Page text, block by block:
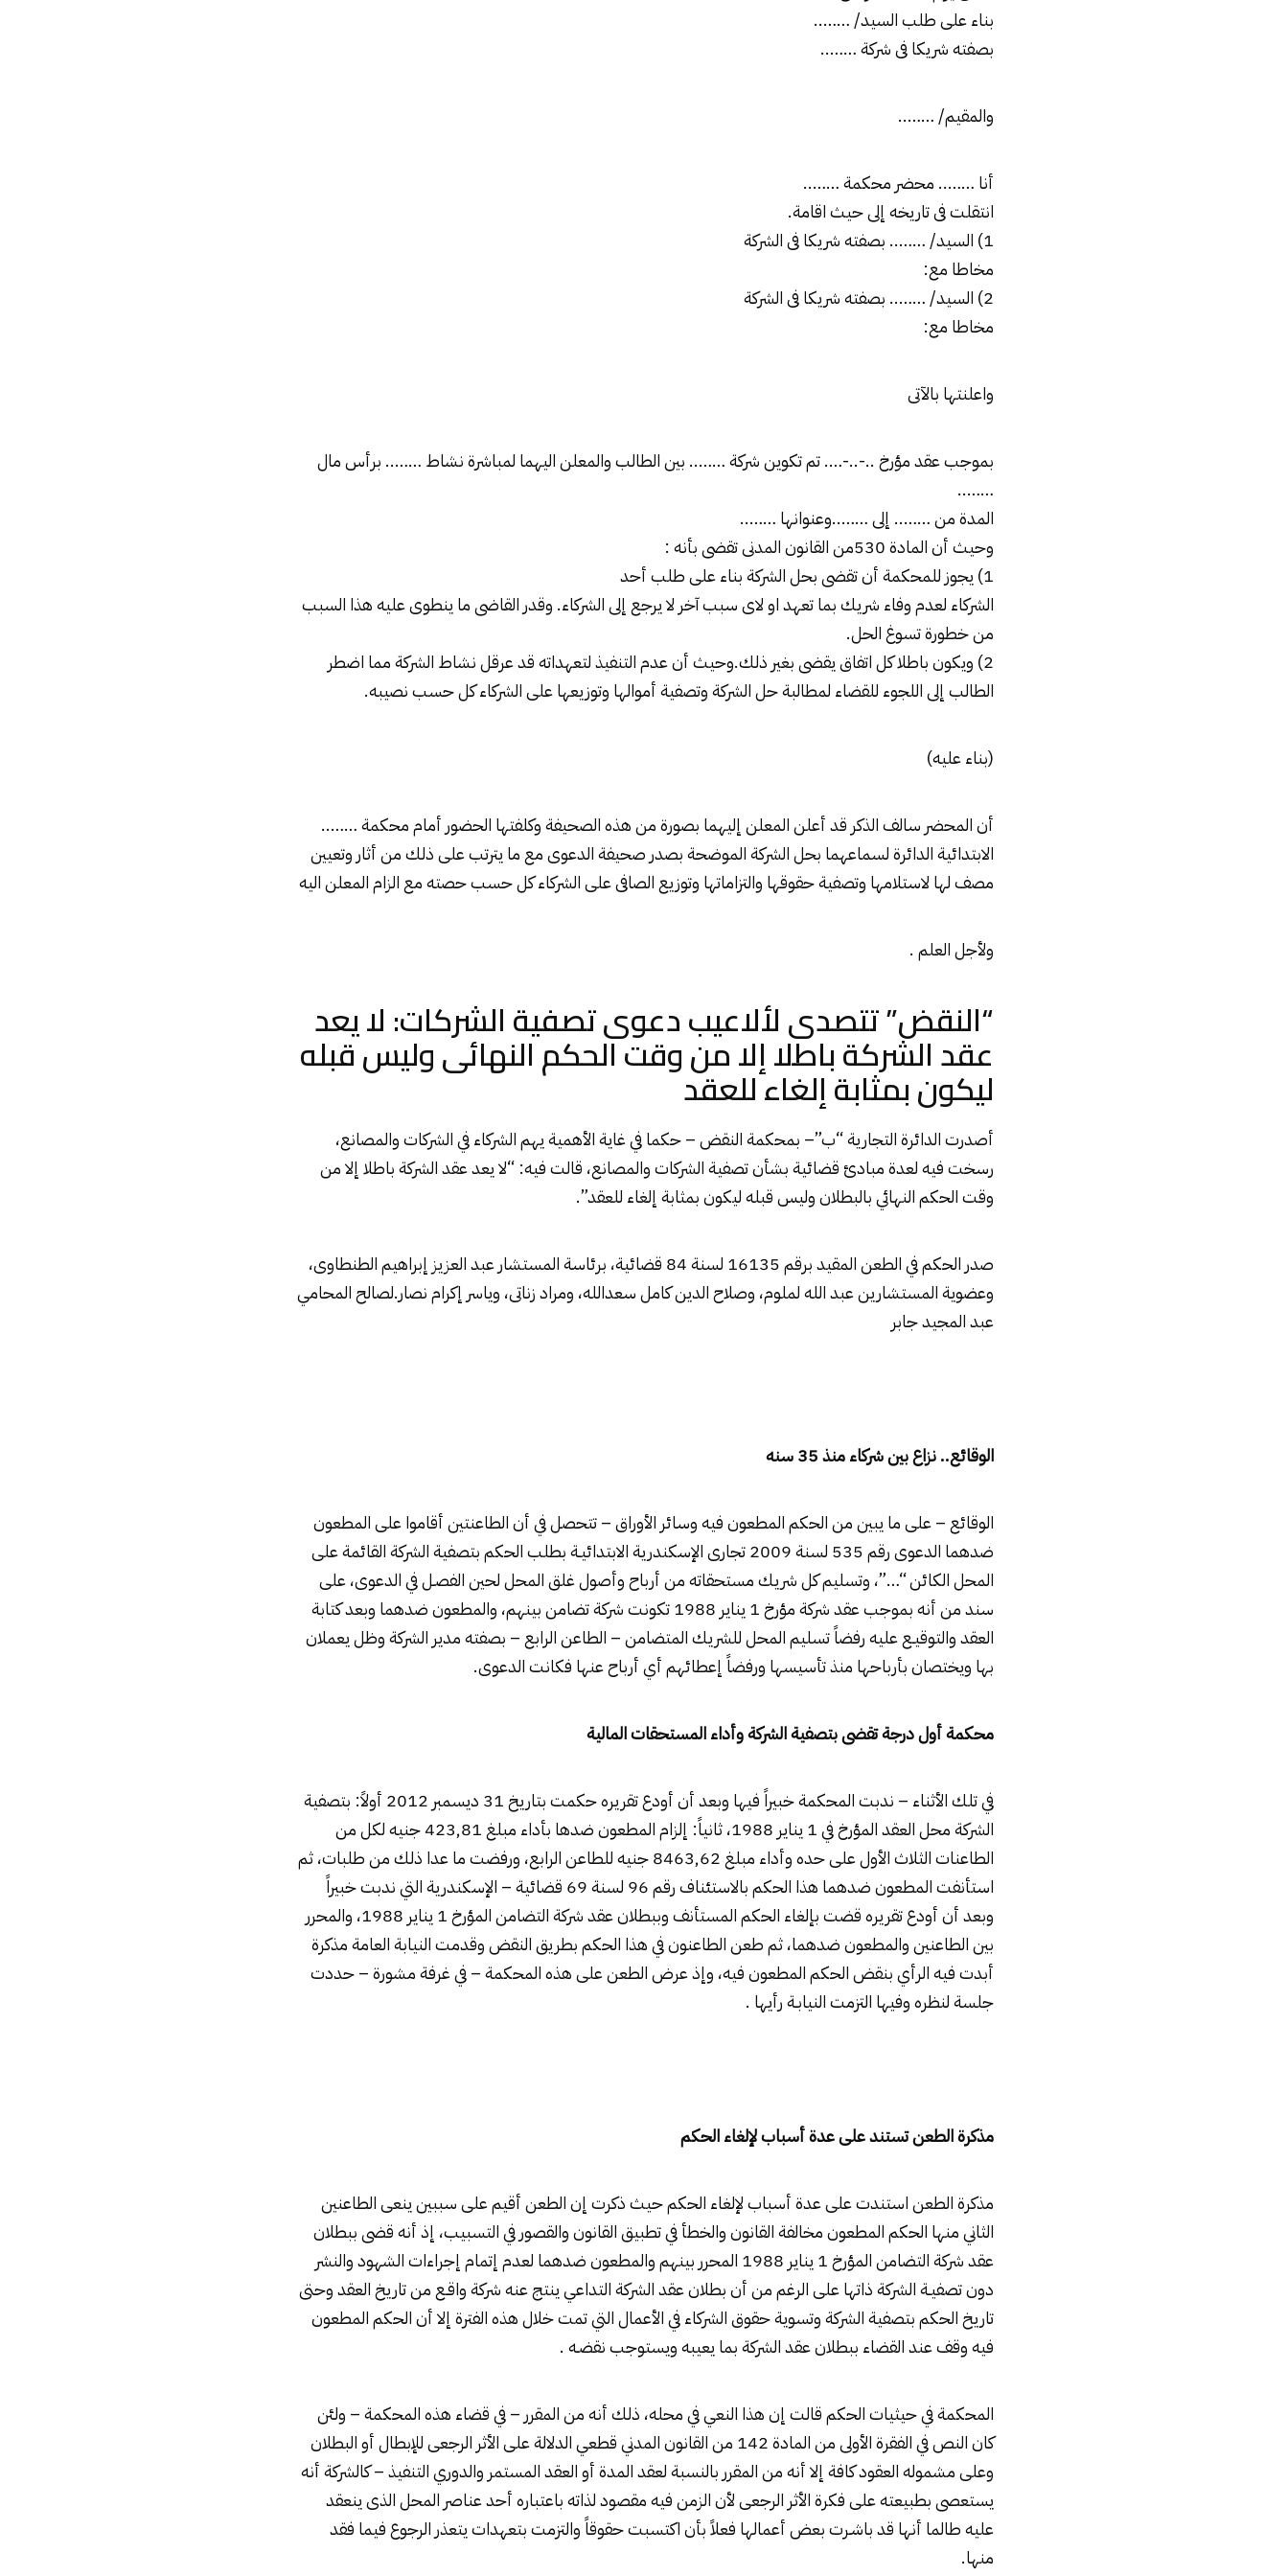
بناء على طلب السيد/ ……..
بصفته شريكا فى شركة ……..
والمقيم/ ……..
أنا …….. محضر محكمة ……..
انتقلت فى تاريخه إلى حيث اقامة.
1) السيد/ …….. بصفته شريكا فى
الشركة
مخاطا مع:
2) السيد/ …….. بصفته شريكا فى الشركة
مخاطا مع:
واعلنتها بالآتى
بموجب عقد مؤرخ ..-..-…. تم تكوين شركة …….. بين الطالب والمعلن اليهما لمباشرة نشاط …….. برأس مال
……..
المدة من …….. إلى ……..وعنوانها ……..
وحيث أن المادة 530من القانون المدنى تقضى بأنه :
1) يجوز للمحكمة أن تقضى بحل الشركة بناء على طلب أحد
الشركاء لعدم وفاء شريك بما تعهد او لاى سبب آخر لا يرجع إلى الشركاء. وقدر القاضى ما ينطوى عليه هذا السبب
من خطورة تسوغ الحل.
2) ويكون باطلا كل اتفاق يقضى بغير ذلك.وحيث أن عدم التنفيذ لتعهداته قد عرقل نشاط الشركة مما اضطر
الطالب إلى اللجوء للقضاء لمطالبة حل الشركة وتصفية أموالها وتوزيعها على الشركاء كل حسب نصيبه.
(بناء عليه)
أن المحضر سالف الذكر قد أعلن المعلن إليهما بصورة من هذه الصحيفة وكلفتها الحضور أمام محكمة ……..
الابتدائية الدائرة لسماعهما بحل الشركة الموضحة بصدر صحيفة الدعوى مع ما يترتب على ذلك من أثار وتعيين
مصف لها لاستلامها وتصفية حقوقها والتزاماتها وتوزيع الصافى على الشركاء كل حسب حصته مع الزام المعلن اليه
ولأجل العلم .
“النقض” تتصدى لألاعيب دعوى تصفية الشركات: لا يعد
عقد الشركة باطلا إلا من وقت الحكم النهائى وليس قبله
ليكون بمثابة إلغاء للعقد
أصدرت الدائرة التجارية “ب”– بمحكمة النقض – حكما في غاية الأهمية يهم الشركاء في الشركات والمصانع،
رسخت فيه لعدة مبادئ قضائية بشأن تصفية الشركات والمصانع، قالت فيه: “لا يعد عقد الشركة باطلا إلا من
وقت الحكم النهائي بالبطلان وليس قبله ليكون بمثابة إلغاء للعقد”.
صدر الحكم في الطعن المقيد برقم 16135 لسنة 84 قضائية، برئاسة المستشار عبد العزيز إبراهيم الطنطاوى،
وعضوية المستشارين عبد الله لملوم، وصلاح الدين كامل سعدالله، ومراد زناتى، وياسر إكرام نصار.لصالح المحامي
عبد المجيد جابر
الوقائع.. نزاع بين شركاء منذ 35 سنه
الوقائع – على ما يبين من الحكم المطعون فيه وسائر الأوراق – تتحصل في أن الطاعنتين أقاموا على المطعون
ضدهما الدعوى رقم 535 لسنة 2009 تجارى الإسكندرية الابتدائيـة بطلب الحكم بتصفية الشركة القائمة على
المحل الكائن “…”، وتسليم كل شريك مستحقاته من أرباح وأصول غلق المحل لحين الفصـل في الدعوى، على
سند من أنه بموجب عقد شركة مؤرخ 1 يناير 1988 تكونت شركة تضامن بينهم، والمطعون ضدهما وبعد كتابة
العقد والتوقيـع عليه رفضاً تسليم المحل للشريك المتضامن – الطاعن الرابع – بصفته مدير الشركة وظل يعملان
بها ويختصان بأرباحها منذ تأسيسها ورفضاً إعطائهم أي أرباح عنها فكانت الدعوى.
محكمة أول درجة تقضى بتصفية الشركة وأداء المستحقات المالية
في تلك الأثناء – ندبت المحكمة خبيراً فيها وبعد أن أودع تقريره حكمت بتاريخ 31 ديسمبر 2012 أولاً: بتصفية
الشركة محل العقد المؤرخ في 1 يناير 1988، ثانياً: إلزام المطعون ضدها بأداء مبلغ 423,81 جنيه لكل من
الطاعنات الثلاث الأول على حده وأداء مبلغ 8463,62 جنيه للطاعن الرابع، ورفضت ما عدا ذلك من طلبات، ثم
استأنفت المطعون ضدهما هذا الحكم بالاستئناف رقم 96 لسنة 69 قضائية – الإسكندرية التي ندبت خبيراً
وبعد أن أودع تقريره قضت بإلغاء الحكم المستأنف وببطلان عقد شركة التضامن المؤرخ 1 يناير 1988، والمحرر
بين الطاعنين والمطعون ضدهما، ثم طعن الطاعنون في هذا الحكم بطريق النقض وقدمت النيابة العامة مذكرة
أبدت فيه الرأي بنقض الحكم المطعون فيه، وإذ عرض الطعن على هذه المحكمة – في غرفة مشورة – حددت
جلسة لنظره وفيها التزمت النيابـة رأيها .
مذكرة الطعن تستند على عدة أسباب لإلغاء الحكم
مذكرة الطعن استندت على عدة أسباب لإلغاء الحكم حيث ذكرت إن الطعن أقيم على سببين ينعى الطاعنين
الثاني منها الحكم المطعون مخالفة القانون والخطأ في تطبيق القانون والقصور في التسبيب، إذ أنه قضى ببطلان
عقد شركة التضامن المؤرخ 1 يناير 1988 المحرر بينهم والمطعون ضدهما لعدم إتمام إجراءات الشهود والنشر
دون تصفيـة الشركة ذاتها على الرغم من أن بطلان عقد الشركة التداعي ينتج عنه شركة واقـع من تاريخ العقد وحتى
تاريخ الحكم بتصفية الشركة وتسوية حقوق الشركاء في الأعمال التي تمت خلال هذه الفترة إلا أن الحكم المطعون
فيه وقف عند القضاء ببطلان عقد الشركة بما يعيبه ويستوجب نقضـه .
المحكمة في حيثيات الحكم قالت إن هذا النعي في محله، ذلك أنه من المقرر – في قضاء هذه المحكمة – ولئن
كان النص في الفقرة الأولى من المادة 142 من القانون المدني قطعي الدلالة على الأثر الرجعى للإبطال أو البطلان
وعلى مشموله العقود كافة إلا أنه من المقرر بالنسبة لعقد المدة أو العقد المستمر والدوري التنفيذ – كالشركة أنه
يستعصى بطبيعته على فكرة الأثر الرجعى لأن الزمن فيه مقصود لذاته باعتباره أحد عناصر المحل الذى ينعقد
عليه طالما أنها قد باشـرت بعض أعمالها فعلاً بأن اكتسبت حقوقاً والتزمت بتعهدات يتعذر الرجوع فيما فقد
منها.